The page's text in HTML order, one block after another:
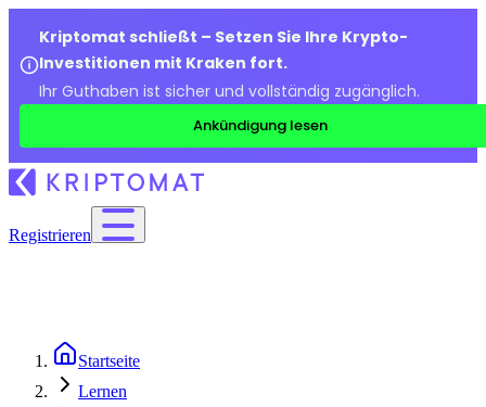
Kriptomat schließt – Setzen Sie Ihre Krypto-
Investitionen mit Kraken fort.
Ihr Guthaben ist sicher und vollständig zugänglich.
Ankündigung lesen
Registrieren
Startseite
Lernen